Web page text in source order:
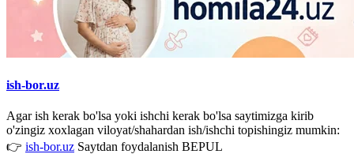
ish-bor.uz
Agar ish kerak bo'lsa yoki ishchi kerak bo'lsa saytimizga kirib
o'zingiz xoxlagan viloyat/shahardan ish/ishchi topishingiz mumkin:
👉 ish-bor.uz Saytdan foydalanish BEPUL